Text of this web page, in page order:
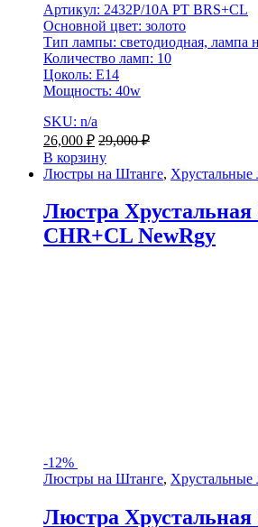
Артикул: 2432P/10A PT BRS+CL
Основной цвет: золото
Тип лампы: светодиодная, лампа
Количество ламп: 10
Цоколь: E14
Мощность: 40w
SKU: n/a
26,000 ₽ 29,000₽
В корзину
Люстры на Штанге,
Люстра Хрустальная
CHR+CL NewRgy
-12%
Люстры на Штанге,
Люстра Хрустальная